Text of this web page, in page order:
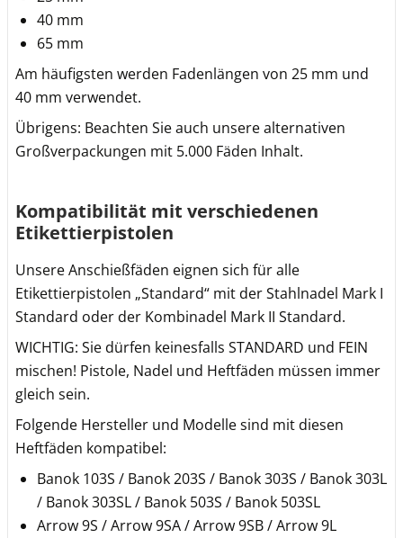
40 mm
65 mm
Am häufigsten werden Fadenlängen von 25 mm und
40 mm verwendet.
Übrigens: Beachten Sie auch unsere alternativen
Großverpackungen mit 5.000 Fäden Inhalt.
Kompatibilität mit verschiedenen
Etikettierpistolen
Unsere Anschießfäden eignen sich für alle
Etikettierpistolen „Standard“ mit der Stahlnadel Mark I
Standard oder der Kombinadel Mark II Standard.
WICHTIG: Sie dürfen keinesfalls STANDARD und FEIN
mischen! Pistole, Nadel und Heftfäden müssen immer
gleich sein.
Folgende Hersteller und Modelle sind mit diesen
Heftfäden kompatibel:
Banok 103S / Banok 203S / Banok 303S / Banok 303L
/ Banok 303SL / Banok 503S / Banok 503SL
Arrow 9S / Arrow 9SA / Arrow 9SB / Arrow 9L